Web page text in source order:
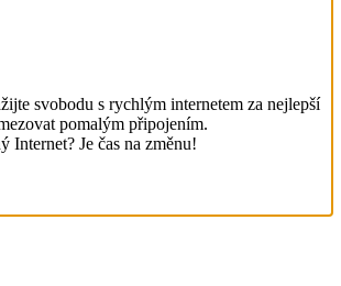
svobodu s rychlým internetem za nejlepší
pomalým připojením.
Internet? Je čas na změnu!